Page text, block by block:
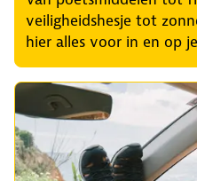
veiligheidshesje tot
hier alles voor in en op